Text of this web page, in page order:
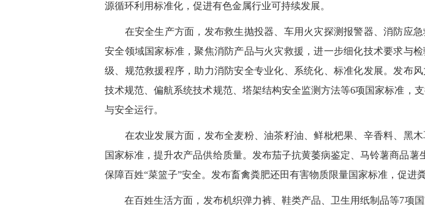
源循环利用标准化，促进有色金属行业可持续发展。
在安全生产方面， 发布救生抛投器、车用火灾探测报警器、消防应
安全领域国家标准，聚焦消防产品与火灾救援，进一步细化技术要求与
级、规范救援程序，助力消防安全专业化、系统化、标准化发展。发布
技术规范、偏航系统技术规范、塔架结构安全监测方法等6项国家标准，
与安全运行。
在农业发展方面， 发布全麦粉、油茶籽油、鲜枇杷果、辛香料、黑
国家标准，提升农产品供给质量。发布茄子抗黄萎病鉴定、马铃薯商品薯
保障百姓“菜篮子”安全。发布畜禽粪肥还田有害物质限量国家标准，促进
在百姓生活方面， 发布机织弹力裤、鞋类产品、卫生用纸制品等7项